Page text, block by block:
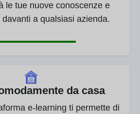
le tue nuove conoscenze e
a qualsiasi azienda.
da casa
e-learning ti permette di